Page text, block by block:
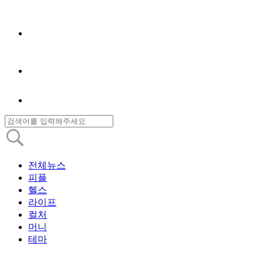
전체뉴스
피플
헬스
라이프
컬처
머니
테마